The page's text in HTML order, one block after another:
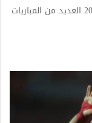
كتب- يسرى غازى تقام اليوم الأحد 5 – 1 – 2025 العديد من المباريات